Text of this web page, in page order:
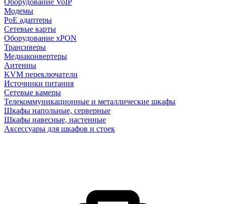
Модемы
PoE адаптеры
Сетевые карты
Оборудование xPON
Трансиверы
Медиаконвертеры
Антенны
KVM переключатели
Источники питания
Сетевые камеры
Телекоммуникационные и металлические шкафы
Шкафы напольные, серверные
Шкафы навесные, настенные
Аксессуары для шкафов и стоек